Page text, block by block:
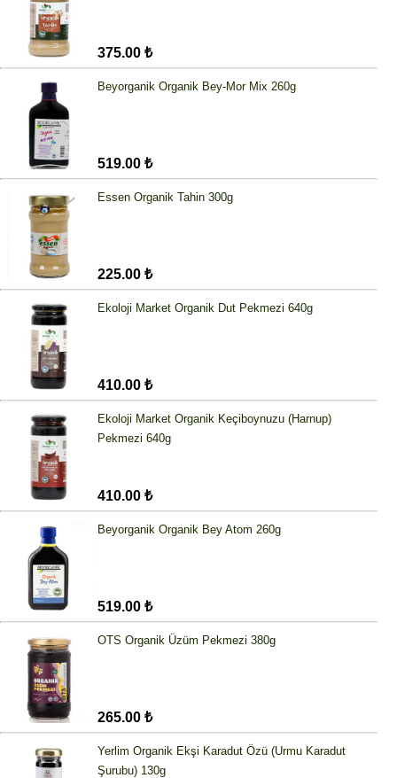
375.00 ₺
Beyorganik Organik Bey-Mor Mix 260g
519.00 ₺
Essen Organik Tahin 300g
225.00 ₺
Ekoloji Market Organik Dut Pekmezi 640g
410.00 ₺
Ekoloji Market Organik Keçiboynuzu (Harnup)
Pekmezi 640g
410.00 ₺
Beyorganik Organik Bey Atom 260g
519.00 ₺
OTS Organik Üzüm Pekmezi 380g
265.00 ₺
Yerlim Organik Ekşi Karadut Özü (Urmu Karadut
Şurubu) 130g